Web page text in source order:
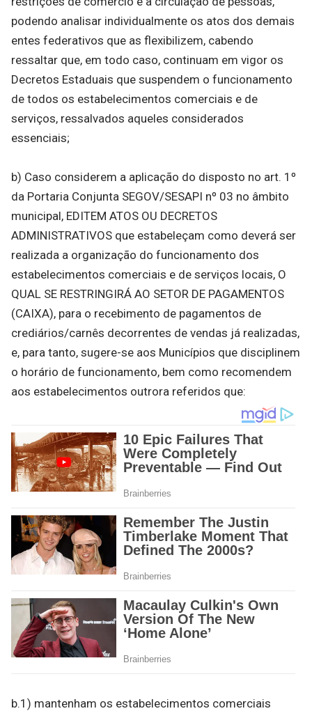
podendo analisar individualmente os atos dos demais
entes federativos que as flexibilizem, cabendo
ressaltar que, em todo caso, continuam em vigor os
Decretos Estaduais que suspendem o funcionamento
de todos os estabelecimentos comerciais e de
serviços, ressalvados aqueles considerados
essenciais;
b) Caso considerem a aplicação do disposto no art. 1º
da Portaria Conjunta SEGOV/SESAPI nº 03 no âmbito
municipal, EDITEM ATOS OU DECRETOS
ADMINISTRATIVOS que estabeleçam como deverá ser
realizada a organização do funcionamento dos
estabelecimentos comerciais e de serviços locais, O
QUAL SE RESTRINGIRÁ AO SETOR DE PAGAMENTOS
(CAIXA), para o recebimento de pagamentos de
crediários/carnês decorrentes de vendas já realizadas,
e, para tanto, sugere-se aos Municípios que disciplinem
o horário de funcionamento, bem como recomendem
aos estabelecimentos outrora referidos que:
b.1) mantenham os estabelecimentos comerciais